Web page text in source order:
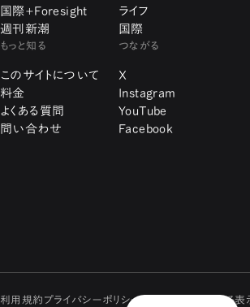
国際+Foresight
週刊新潮
ライフ
国際
もっと知る
このサイトについて
料金
よくある質問
問い合わせ
つながる
X
Instagram
YouTube
Facebook
利用規約 プライバシーポリシー 特定商取引に関する表